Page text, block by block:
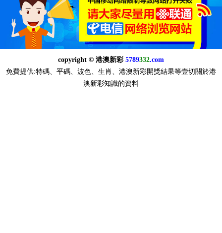
copyright © 港澳新彩 5789332.com
免費提供:特碼、平碼、波色、生肖、港澳新彩開獎結果等壹切關於港
澳新彩知識的資料